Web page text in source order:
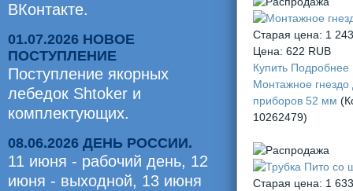
ВКонтакте.
01.07.2026 НОВОЕ
ПОСТУПЛЕНИЕ
Поступление якорных
лебедок Shtoker и
комплектующих.
08.06.2026 ДЕНЬ РОССИИ.
11 июня - рабочий день, 12
июня - выходной, 13 июня
Старая цена: 1
Цена: 622 RUB
Купить Подробнее
Монтажное гнездо
приборов 52 мм
10262479)
Старая цена: 1